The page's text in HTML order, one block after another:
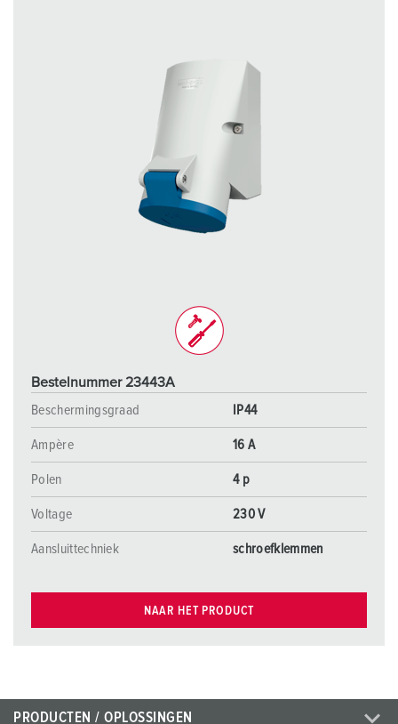
Bestelnummer 23443A
Beschermingsgraad
IP44
Ampère 16 A
Polen 4 p
Voltage 230 V
Aansluittechniek schroefklemmen
NAAR HET PRODUCT
PRODUCTEN / OPLOSSINGEN